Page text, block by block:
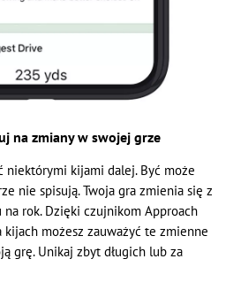
na zmiany w swojej grze
niektórymi kijami dalej. Być może
nie spisują. Twoja gra zmienia się z
na rok. Dzięki czujnikom Approach
kijach możesz zauważyć te zmienne
grę. Unikaj zbyt długich lub za